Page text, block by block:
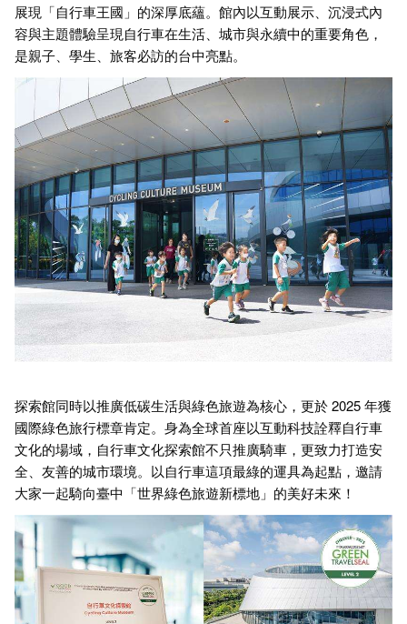
展現「自行車王國」的深厚底蘊。館內以互動展示、沉浸式內
容與主題體驗呈現自行車在生活、城市與永續中的重要角色，
是親子、學生、旅客必訪的台中亮點。
探索館同時以推廣低碳生活與綠色旅遊為核心，更於 2025 年獲
國際綠色旅行標章肯定。身為全球首座以互動科技詮釋自行車
文化的場域，自行車文化探索館不只推廣騎車，更致力打造安
全、友善的城市環境。以自行車這項最綠的運具為起點，邀請
大家一起騎向臺中「世界綠色旅遊新標地」的美好未來！